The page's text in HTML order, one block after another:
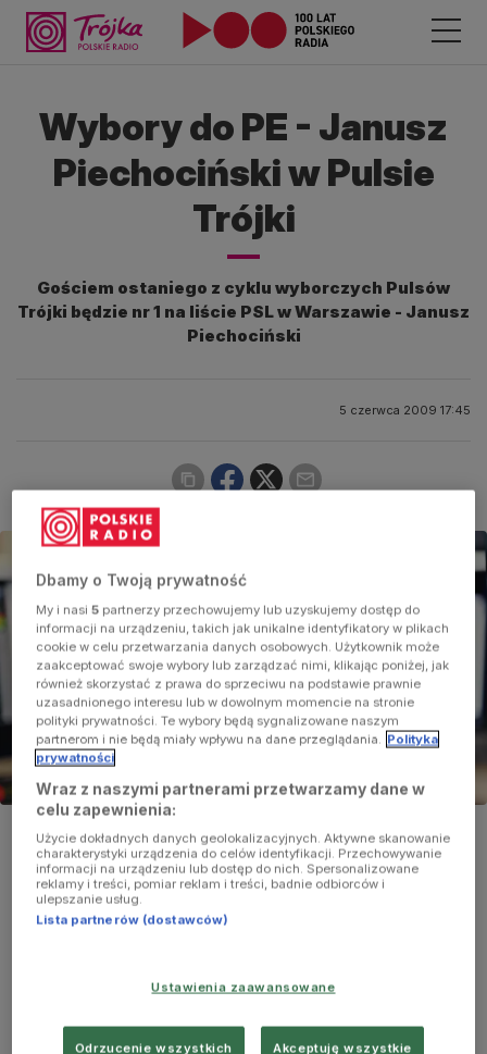
Wybory do PE - Janusz
Piechociński w Pulsie
Trójki
Gościem ostaniego z cyklu wyborczych Pulsów
Trójki będzie nr 1 na liście PSL w Warszawie - Janusz
Piechociński
5 czerwca 2009 17:45
Dbamy o Twoją prywatność
My i nasi5 partnerzy przechowujemy lub uzyskujemy dostęp do
informacji na urządzeniu, takich jak unikalne identyfikatory w plikach
cookie w celu przetwarzania danych osobowych. Użytkownik może
zaakceptować swoje wybory lub zarządzać nimi, klikając poniżej, jak
również skorzystać z prawa do sprzeciwu na podstawie prawnie
uzasadnionego interesu lub w dowolnym momencie na stronie
polityki prywatności. Te wybory będą sygnalizowane naszym
partnerom i nie będą miały wpływu na dane przeglądania. Polityka
prywatności
Wraz z naszymi partnerami przetwarzamy dane w
celu zapewnienia:
Użycie dokładnych danych geolokalizacyjnych. Aktywne skanowanie
charakterystyki urządzenia do celów identyfikacji. Przechowywanie
informacji na urządzeniu lub dostęp do nich. Spersonalizowane
reklamy i treści, pomiar reklam i treści, badnie odbiorców i
ulepszanie usług.
Lista partnerów (dostawców)
Ustawienia zaawansowane
Odrzucenie wszystkich Akceptuję wszystkie